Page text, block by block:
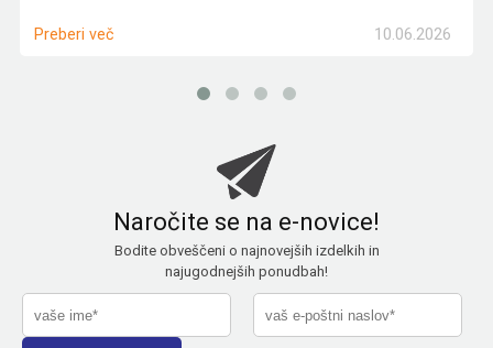
10.06.2026
Preberi več
Naročite se na e-novice!
Bodite obveščeni o najnovejših izdelkih in
najugodnejših ponudbah!